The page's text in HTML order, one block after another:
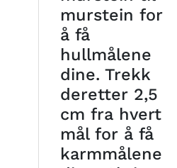
murstein for
å få
hullmålene
dine. Trekk
deretter 2,5
cm fra hvert
mål for å få
karmmålene